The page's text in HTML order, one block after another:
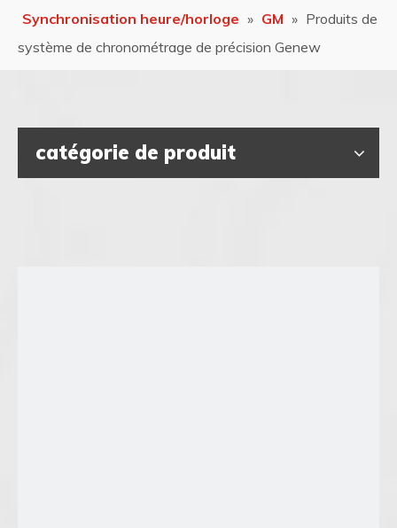
Synchronisation heure/horloge » GM » Produits de
système de chronométrage de précision Genew
catégorie de produit